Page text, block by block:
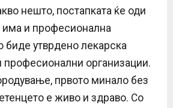
нешто, постапката ќе оди
има и професионална
биде утврдено лекарска
професионални организации.
првото минало без
е живо и здраво. Со